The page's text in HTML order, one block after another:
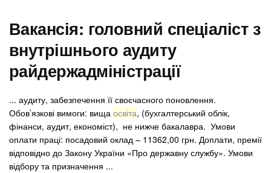
Вакансія: головний спеціаліст з
внутрішнього аудиту
райдержадміністрації
... аудиту, забезпечення її своєчасного поновлення.
Обов’язкові вимоги: вища освіта, (бухгалтерський облік,
фінанси, аудит, економіст), не нижче бакалавра. Умови
оплати праці: посадовий оклад – 11362,00 грн. Доплати, премії
відповідно до Закону України «Про державну службу». Умови
відбору та призначення ...